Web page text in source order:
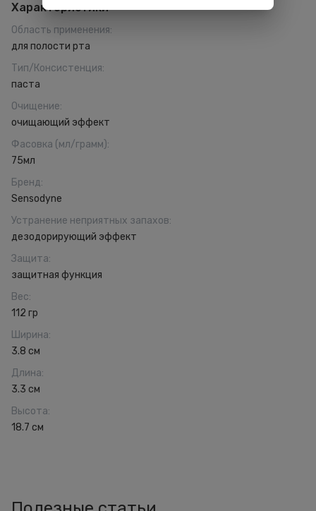
Характеристики
Область применения:
для полости рта
Тип/Консистенция:
паста
Очищение:
очищающий эффект
Фасовка (мл/грамм):
75мл
Бренд:
Sensodyne
Устранение неприятных запахов:
дезодорирующий эффект
Защита:
защитная функция
Вес:
112 гр
Ширина:
3.8 см
Длина:
3.3 см
Высота:
18.7 см